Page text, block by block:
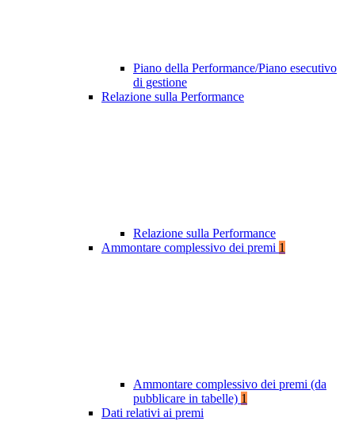
Piano della Performance/Piano esecutivo
di gestione
Relazione sulla Performance
Relazione sulla Performance
Ammontare complessivo dei premi 1
Ammontare complessivo dei premi (da
pubblicare in tabelle) 1
Dati relativi ai premi